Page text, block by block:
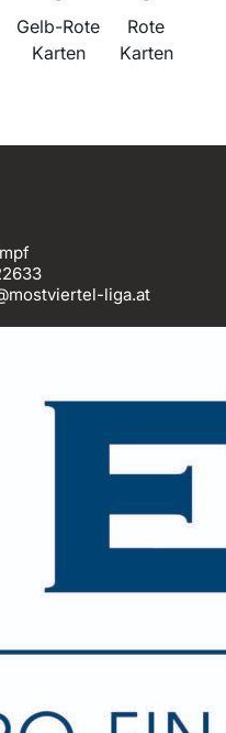
Gelb-Rote
Karten
Rote
Karten
liga.at